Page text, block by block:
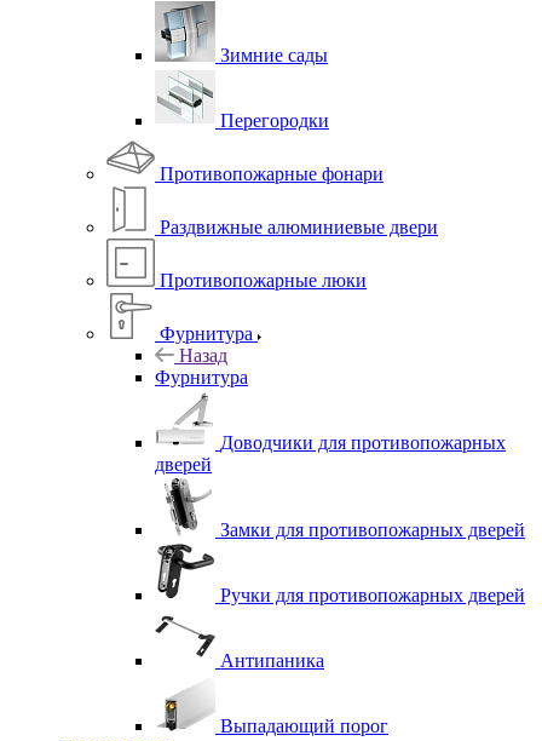
Зимние сады
Перегородки
Противопожарные фонари
Раздвижные алюминиевые двери
Противопожарные люки
Фурнитура
Назад
Фурнитура
Доводчики для противопожарных
дверей
Замки для противопожарных дверей
Ручки для противопожарных дверей
Антипаника
Выпадающий порог